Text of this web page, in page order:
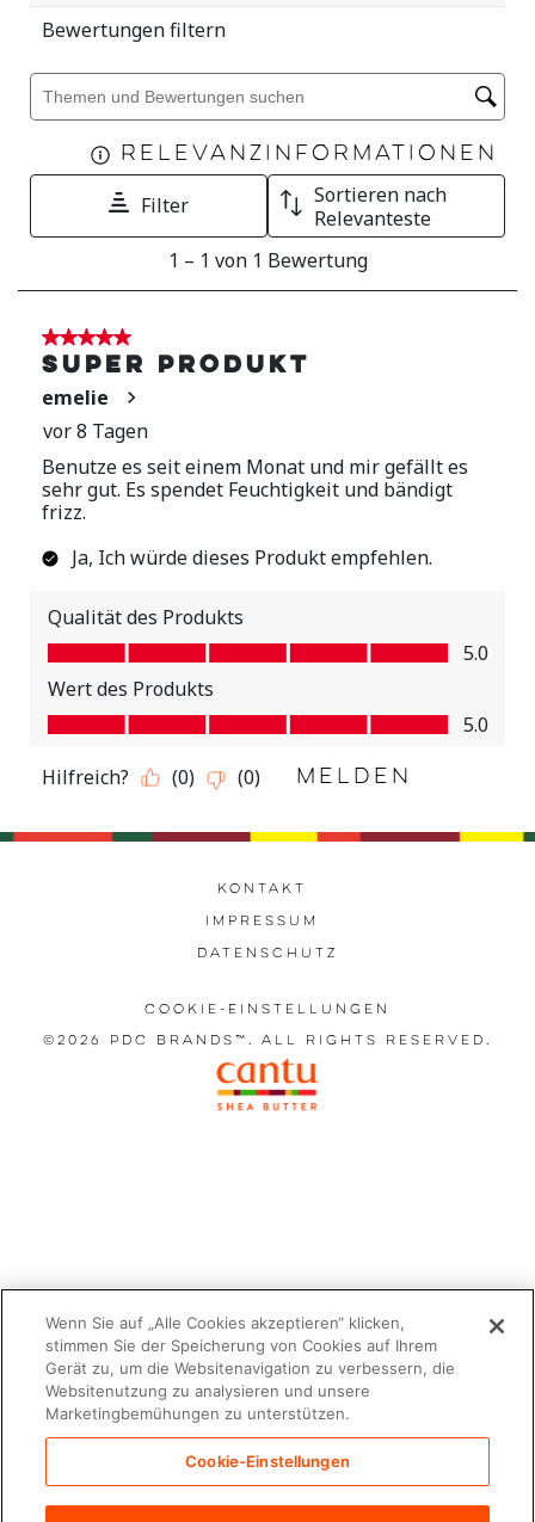
Kontakt
Impressum
Datenschutz
Cookie-Einstellungen
©2026 PDC Brands™. All rights reserved.
Wenn Sie auf „Alle Cookies akzeptieren“ klicken,
stimmen Sie der Speicherung von Cookies auf Ihrem
Gerät zu, um die Websitenavigation zu verbessern, die
Websitenutzung zu analysieren und unsere
Marketingbemühungen zu unterstützen.
Cookie-Einstellungen